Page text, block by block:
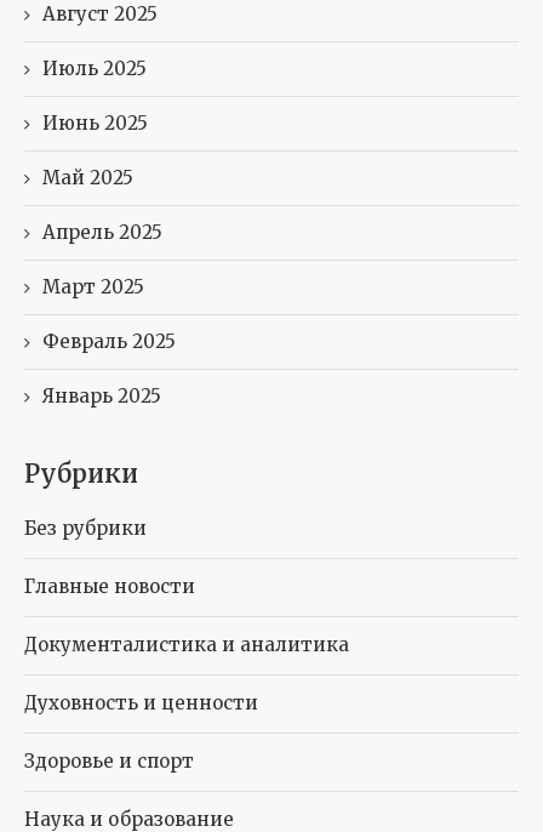
Август 2025
Июль 2025
Июнь 2025
Май 2025
Апрель 2025
Март 2025
Февраль 2025
Январь 2025
Рубрики
Без рубрики
Главные новости
Документалистика и аналитика
Духовность и ценности
Здоровье и спорт
Наука и образование